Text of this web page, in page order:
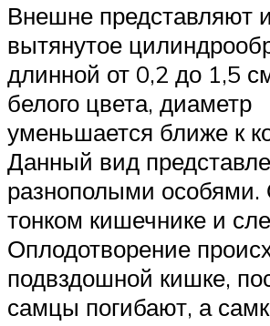
Внешне представляют
вытянутое
длинной от 0,2 до 1,5
белого цвета, диаметр
уменьшается ближе к
Данный вид
разнополыми особями.
тонком кишечнике и
Оплодотворение
подвздошной кишке,
самцы погибают, а